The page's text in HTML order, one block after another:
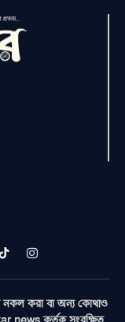
TikTokInstagram
নকল করা বা অন্য কোথাও